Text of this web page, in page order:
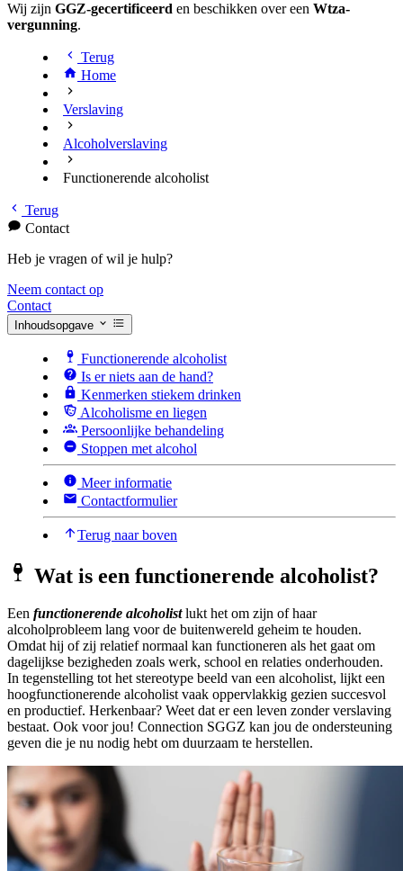
Wij zijn GGZ-gecertificeerd en beschikken over een Wtza-
vergunning.
Terug
Home
Verslaving
Alcoholverslaving
Functionerende alcoholist
Terug
Contact
Heb je vragen of wil je hulp?
Neem contact op
Contact
Inhoudsopgave
Functionerende alcoholist
Is er niets aan de hand?
Kenmerken stiekem drinken
Alcoholisme en liegen
Persoonlijke behandeling
Stoppen met alcohol
Meer informatie
Contactformulier
Terug naar boven
Wat is een functionerende alcoholist?
Een functionerende alcoholist lukt het om zijn of haar
alcoholprobleem lang voor de buitenwereld geheim te houden.
Omdat hij of zij relatief normaal kan functioneren als het gaat om
dagelijkse bezigheden zoals werk, school en relaties onderhouden.
In tegenstelling tot het stereotype beeld van een alcoholist, lijkt een
hoogfunctionerende alcoholist vaak oppervlakkig gezien succesvol
en productief. Herkenbaar? Weet dat er een leven zonder verslaving
bestaat. Ook voor jou! Connection SGGZ kan jou de ondersteuning
geven die je nu nodig hebt om duurzaam te herstellen.